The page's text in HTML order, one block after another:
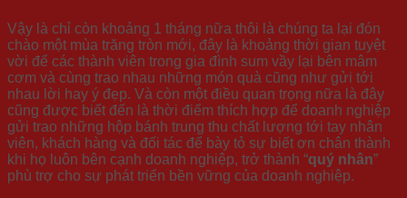
Vậy là chỉ còn khoảng 1 tháng nữa thôi là chúng ta lại đón
chào một mùa trăng tròn mới, đây là khoảng thời gian tuyệt
vời để các thành viên trong gia đình sum vầy lại bên mâm
cơm và cùng trao nhau những món quà cũng như gửi tới
nhau lời hay ý đẹp. Và còn một điều quan trọng nữa là đây
cũng được biết đến là thời điểm thích hợp để doanh nghiệp
gửi trao những hộp bánh trung thu chất lượng tới tay nhân
viên, khách hàng và đối tác để bày tỏ sự biết ơn chân thành
khi họ luôn bên cạnh doanh nghiệp, trở thành “quý nhân”
phù trợ cho sự phát triển bền vững của doanh nghiệp.